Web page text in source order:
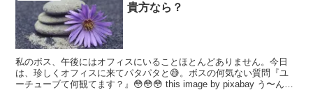
貴方なら？
私のボス、午後にはオフィスにいることほとんどありません。今日
は、珍しくオフィスに来てパタパタと😅。ボスの何気ない質問『ユ
ーチューブて何観てます？』😳😳😳 this image by pixabay う〜ん、